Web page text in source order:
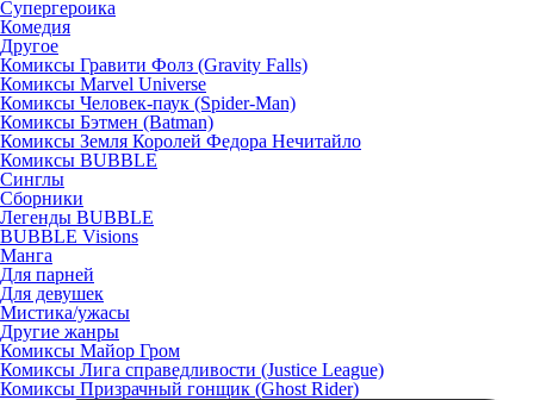
Супергероика
Комедия
Другое
Комиксы Гравити Фолз (Gravity Falls)
Комиксы Marvel Universe
Комиксы Человек-паук (Spider-Man)
Комиксы Бэтмен (Batman)
Комиксы Земля Королей Федора Нечитайло
Комиксы BUBBLE
Синглы
Сборники
Легенды BUBBLE
BUBBLE Visions
Манга
Для парней
Для девушек
Мистика/ужасы
Другие жанры
Комиксы Майор Гром
Комиксы Лига справедливости (Justice League)
Комиксы Призрачный гонщик (Ghost Rider)